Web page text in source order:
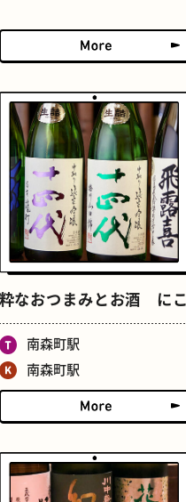
おにぎり
粋なおつまみとお酒 にこ
南森町駅
南森町駅